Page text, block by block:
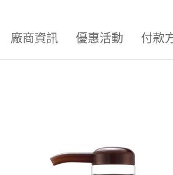
廠商資訊 優惠活動 付款